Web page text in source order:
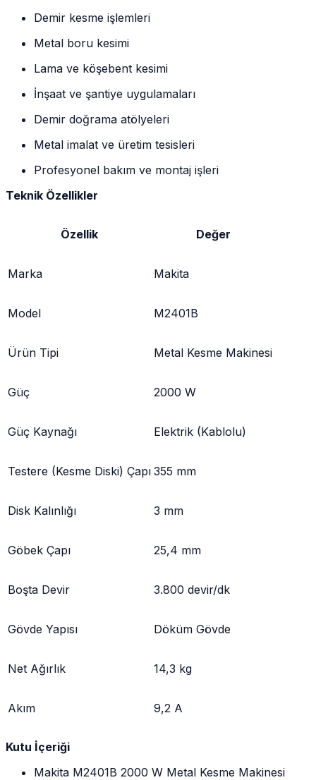
Demir kesme işlemleri
Metal boru kesimi
Lama ve köşebent kesimi
İnşaat ve şantiye uygulamaları
Demir doğrama atölyeleri
Metal imalat ve üretim tesisleri
Profesyonel bakım ve montaj işleri
Teknik Özellikler
Özellik Değer
Marka Makita
Model M2401B
Ürün Tipi Metal Kesme Makinesi
Güç 2000 W
Güç Kaynağı Elektrik (Kablolu)
Testere (Kesme Diski) Çapı 355 mm
Disk Kalınlığı 3 mm
Göbek Çapı 25,4 mm
Boşta Devir 3.800 devir/dk
Gövde Yapısı Döküm Gövde
Net Ağırlık 14,3 kg
Akım 9,2 A
Kutu İçeriği
Makita M2401B 2000 W Metal Kesme Makinesi